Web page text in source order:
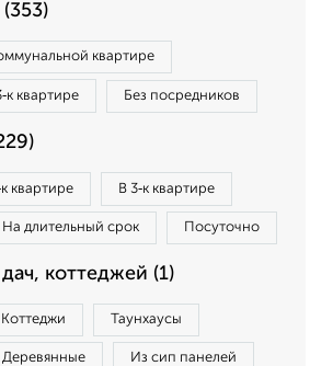
квартире
квартире Без посредников
квартире В 3‑к квартире
На длительный срок Посуточно
коттеджей (1)
Коттеджи Таунхаусы
Деревянные Из сип панелей